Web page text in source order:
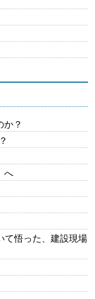
か？
へ
て悟った、建設現場